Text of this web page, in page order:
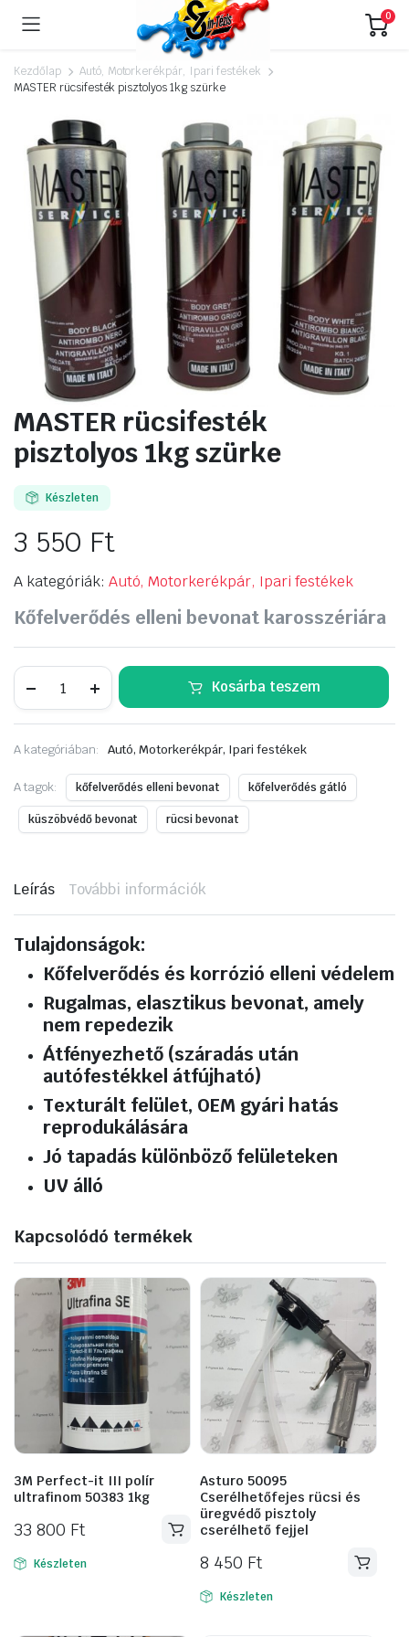
0
Kezdőlap
Autó, Motorkerékpár, Ipari festékek
MASTER rücsifesték pisztolyos 1kg szürke
MASTER rücsifesték
pisztolyos 1kg szürke
Készleten
3 550 Ft
A kategóriák: Autó, Motorkerékpár, Ipari festékek
Kőfelverődés elleni bevonat karosszériára
rücsifesték
1kg
mennyiség
Kosárba teszem
A kategóriában: Autó, Motorkerékpár, Ipari festékek
A tagok: kőfelverődés elleni bevonat kőfelverődés gátló
küszöbvédő bevonat rücsi bevonat
Leírás További információk
Tulajdonságok:
Kőfelverődés és korrózió elleni védelem
Rugalmas, elasztikus bevonat, amely
nem repedezik
Átfényezhető (száradás után
autófestékkel átfújható)
Texturált felület, OEM gyári hatás
reprodukálására
Jó tapadás különböző felületeken
UV álló
Kapcsolódó termékek
3M Perfect-it III polír
ultrafinom 50383 1kg
33 800 Ft
Készleten
Asturo 50095
Cserélhetőfejes rücsi és
üregvédő pisztoly
cserélhető fejjel
8 450 Ft
Készleten